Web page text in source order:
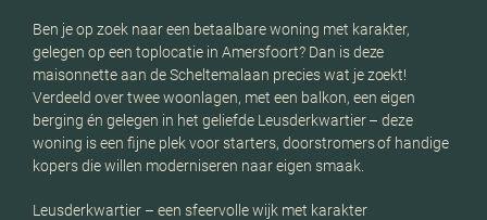
Ben je op zoek naar een betaalbare woning met karakter,
gelegen op een toplocatie in Amersfoort? Dan is deze
maisonnette aan de Scheltemalaan precies wat je zoekt!
Verdeeld over twee woonlagen, met een balkon, een eigen
berging én gelegen in het geliefde Leusderkwartier – deze
woning is een fijne plek voor starters, doorstromers of handige
kopers die willen moderniseren naar eigen smaak.
Leusderkwartier – een sfeervolle wijk met karakter